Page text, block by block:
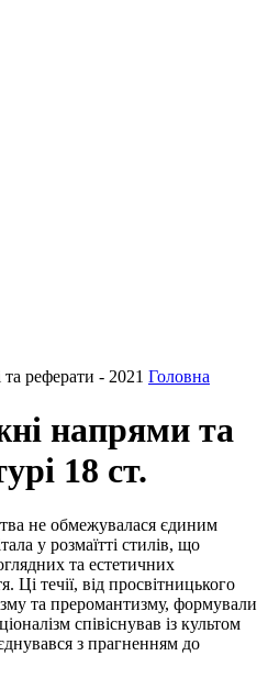
та реферати - 2021 Головна
напрями та
18 ст.
не обмежувалася єдиним
у розмаїтті стилів, що
та естетичних
Ці течії, від просвітницького
та преромантизму, формували
співіснував із культом
з прагненням до